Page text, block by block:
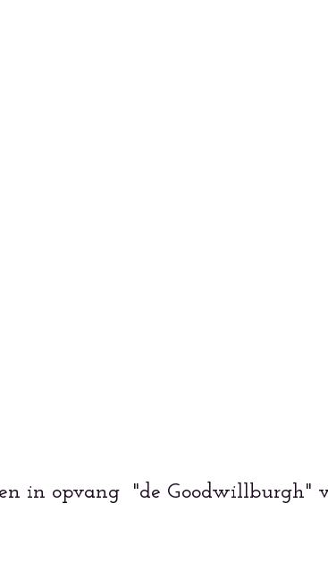
in opvang "de Goodwillburgh"